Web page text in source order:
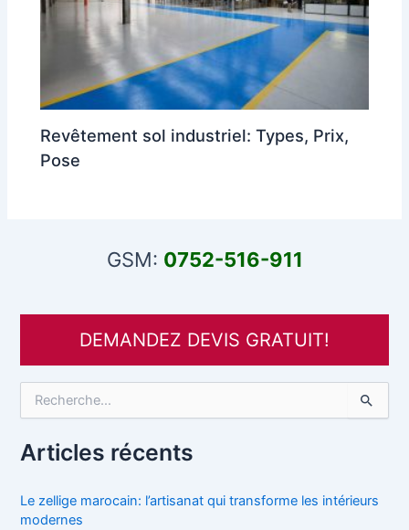
Revêtement sol industriel: Types, Prix,
Pose
GSM: 0752-516-911
DEMANDEZ DEVIS GRATUIT!
h
e
c
h
Articles récents
Le zellige marocain: l’artisanat qui transforme les intérieurs
modernes